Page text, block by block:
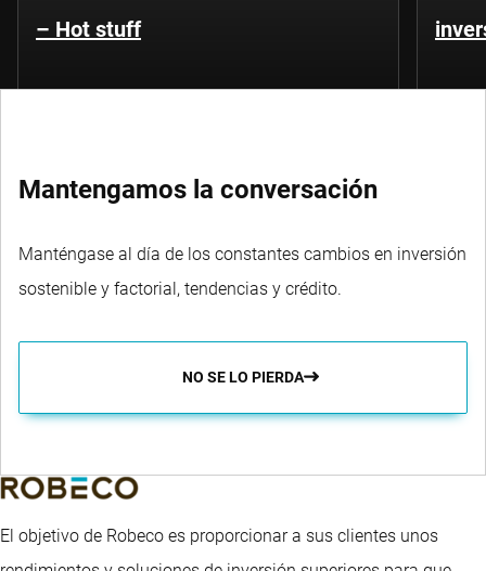
– Hot stuff
Mantengamos la conversación
Manténgase al día de los constantes cambios en inversión
sostenible y factorial, tendencias y crédito.
NO SE LO PIERDA
El objetivo de Robeco es proporcionar a sus clientes unos